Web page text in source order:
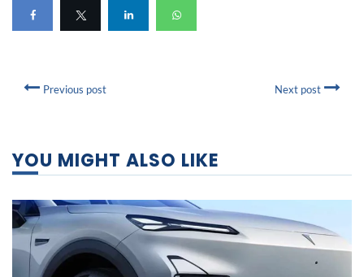
Previous post Next post
YOU MIGHT ALSO LIKE